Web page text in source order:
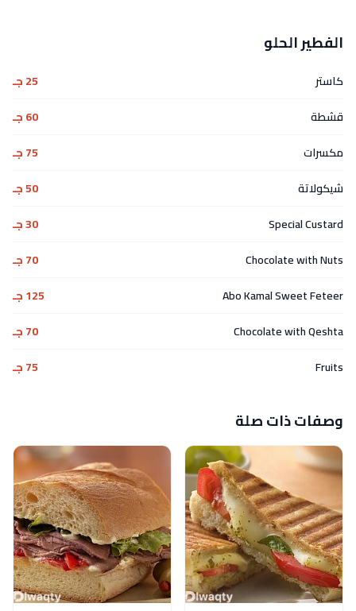
الفطير الحلو
كاستر
25 جـ
قشطة
60 جـ
مكسرات
75 جـ
شيكولاتة
50 جـ
Special Custard
30 جـ
Chocolate with Nuts
70 جـ
Abo Kamal Sweet Feteer
125 جـ
Chocolate with Qeshta
70 جـ
Fruits
75 جـ
وصفات ذات صلة